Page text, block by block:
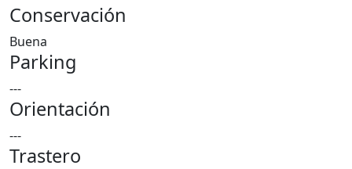
Conservación
Buena
Parking
---
Orientación
---
Trastero